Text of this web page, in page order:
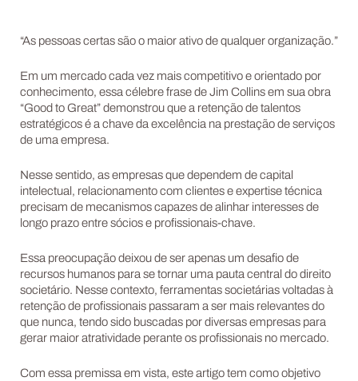
“As pessoas certas são o maior ativo de qualquer organização.”
Em um mercado cada vez mais competitivo e orientado por
conhecimento, essa célebre frase de Jim Collins em sua obra
“Good to Great” demonstrou que a retenção de talentos
estratégicos é a chave da excelência na prestação de serviços
de uma empresa.
Nesse sentido, as empresas que dependem de capital
intelectual, relacionamento com clientes e expertise técnica
precisam de mecanismos capazes de alinhar interesses de
longo prazo entre sócios e profissionais-chave.
Essa preocupação deixou de ser apenas um desafio de
recursos humanos para se tornar uma pauta central do direito
societário. Nesse contexto, ferramentas societárias voltadas à
retenção de profissionais passaram a ser mais relevantes do
que nunca, tendo sido buscadas por diversas empresas para
gerar maior atratividade perante os profissionais no mercado.
Com essa premissa em vista, este artigo tem como objetivo